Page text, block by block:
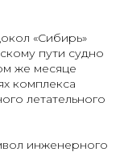
«Сибирь»
пути судно
же месяце
комплекса
летательного
инженерного